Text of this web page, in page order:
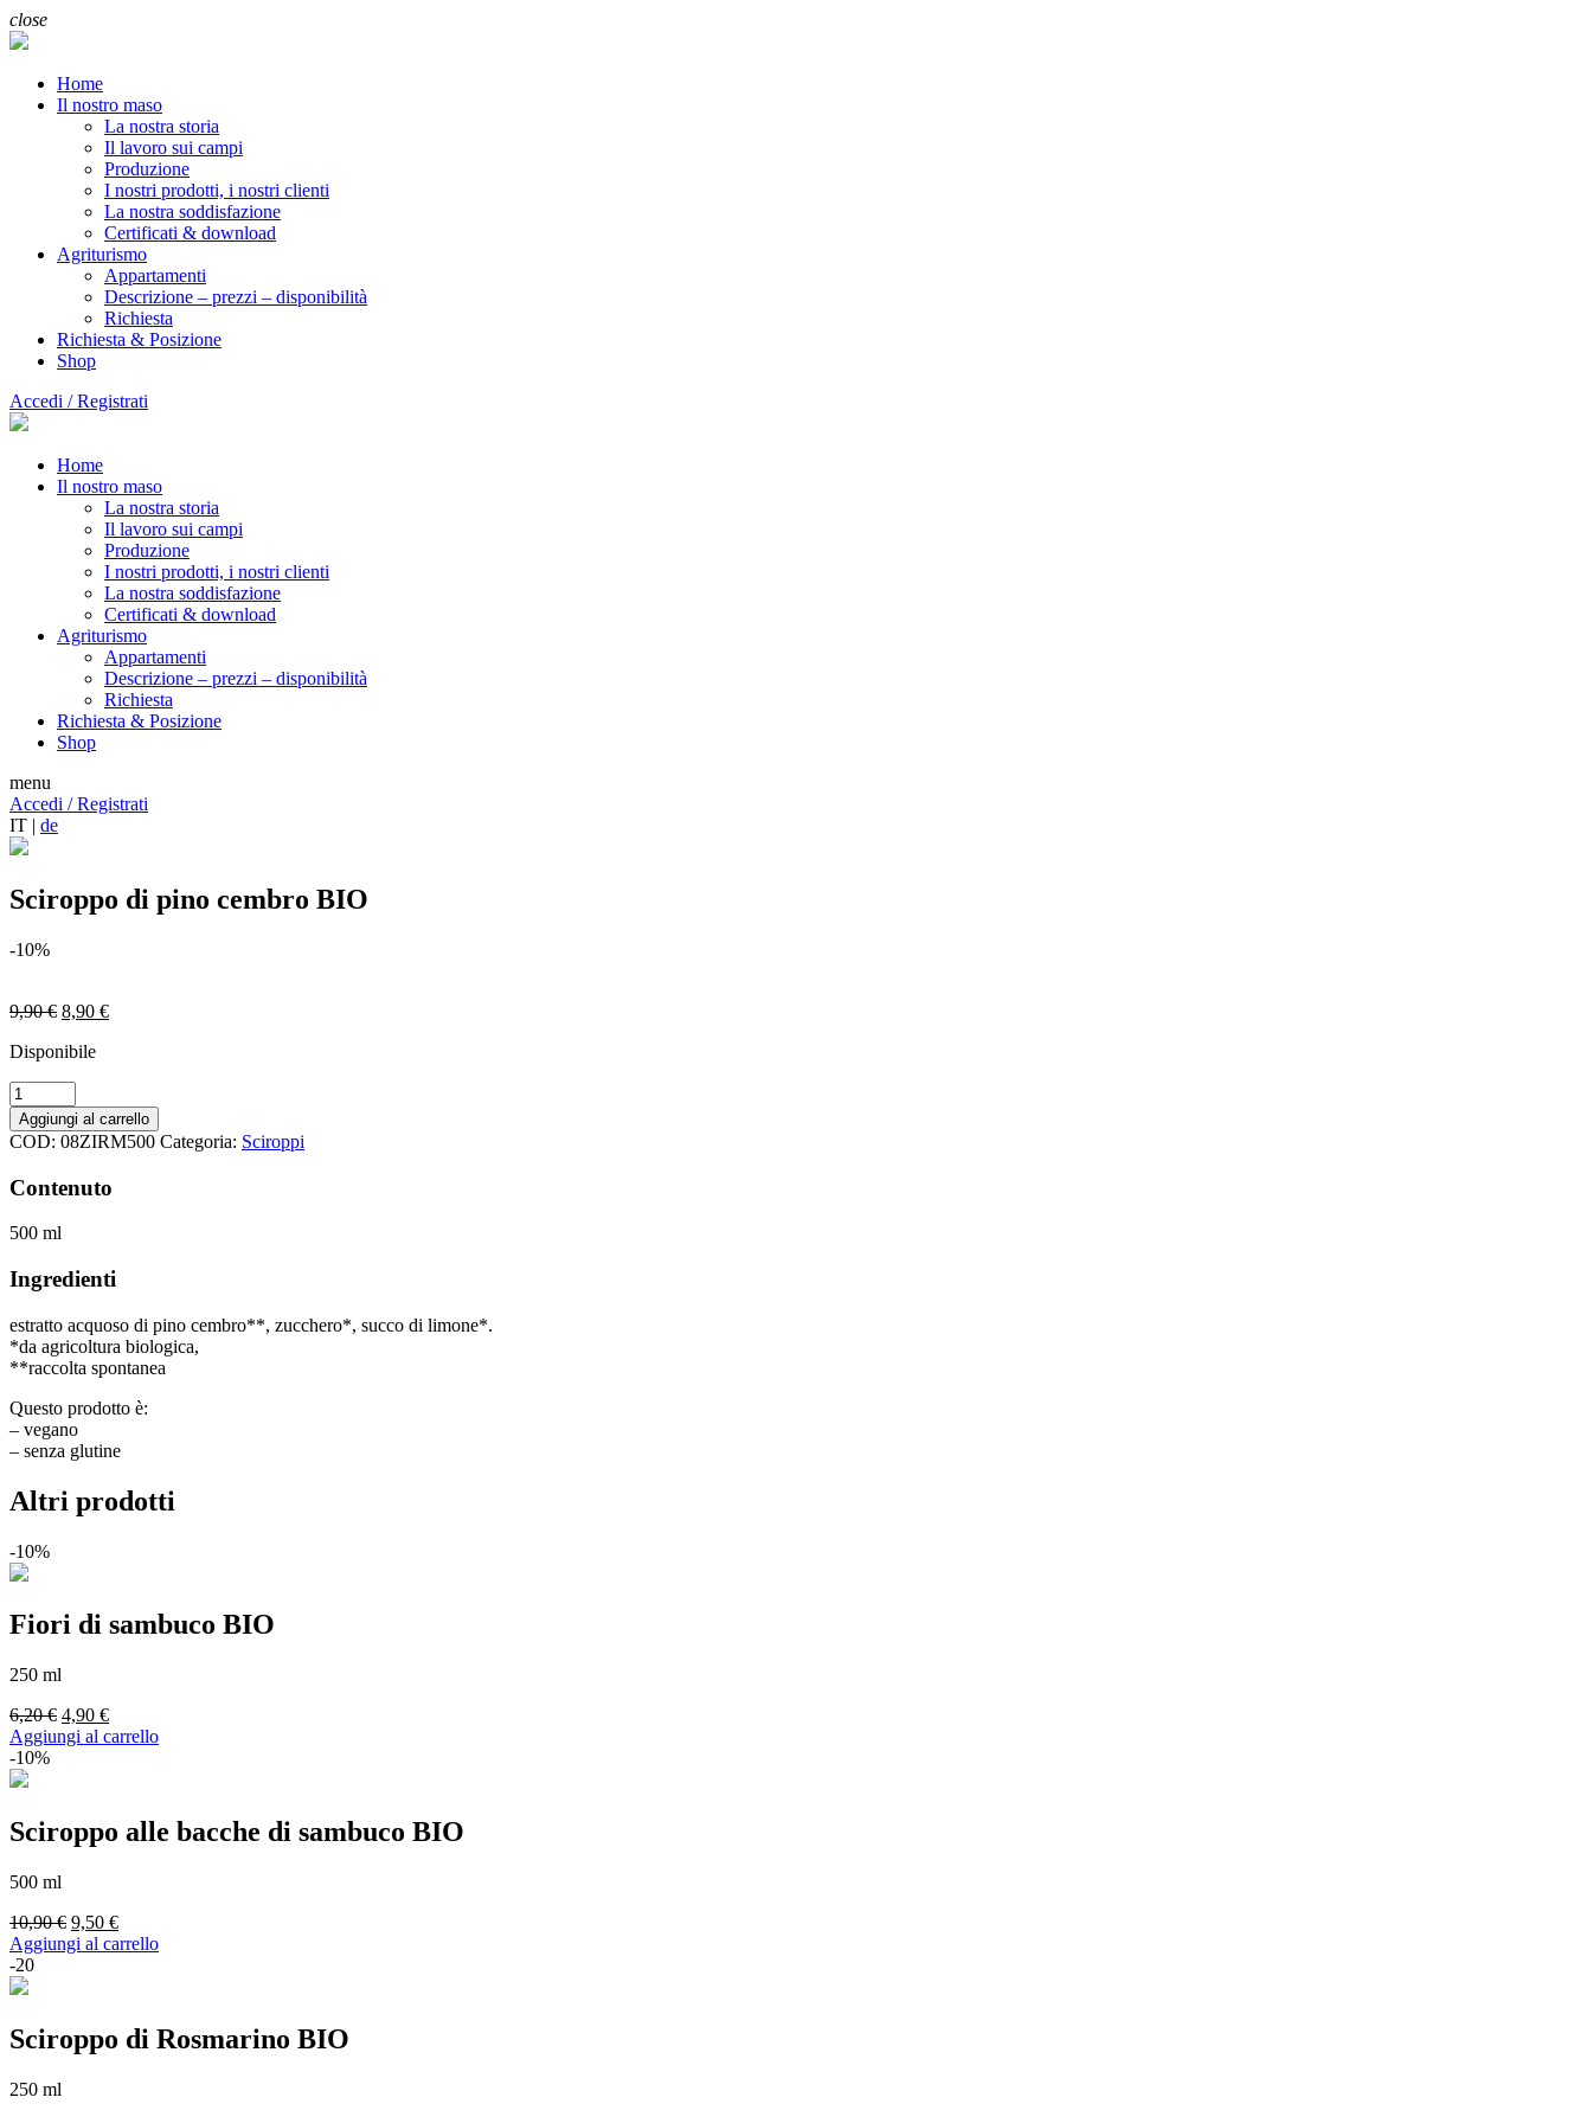
close
Home
Il nostro maso
La nostra storia
Il lavoro sui campi
Produzione
I nostri prodotti, i nostri clienti
La nostra soddisfazione
Certificati & download
Agriturismo
Appartamenti
Descrizione – prezzi – disponibilità
Richiesta
Richiesta & Posizione
Shop
Accedi / Registrati
Home
Il nostro maso
La nostra storia
Il lavoro sui campi
Produzione
I nostri prodotti, i nostri clienti
La nostra soddisfazione
Certificati & download
Agriturismo
Appartamenti
Descrizione – prezzi – disponibilità
Richiesta
Richiesta & Posizione
Shop
menu
Accedi / Registrati
IT | de
Sciroppo di pino cembro BIO
-10%
9,90€ Il
originale
8,90 €Il
Disponibile
Sciroppo
di
pino
cembro
BIO
quantità
Aggiungi al carrello
COD: 08ZIRM500 Categoria: Sciroppi
Contenuto
500 ml
Ingredienti
estratto acquoso di pino cembro**, zucchero*, succo di limone*.
*da agricoltura biologica,
**raccolta spontanea
Questo prodotto è:
– vegano
– senza glutine
Altri prodotti
-10%
Fiori di sambuco BIO
250 ml
6,20€ Il
prezzo
4,90 €Il
prezzo
Aggiungi al carrello
-10%
Sciroppo alle bacche di sambuco BIO
500 ml
10,90€ Il
prezzo
9,50 €Il
prezzo
Aggiungi al carrello
-20
Sciroppo di Rosmarino BIO
250 ml